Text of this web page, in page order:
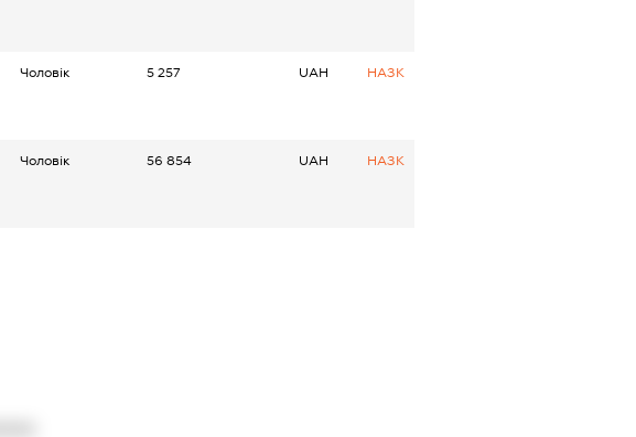
Чоловік 5 257 UAH НАЗК
Чоловік 56 854 UAH НАЗК